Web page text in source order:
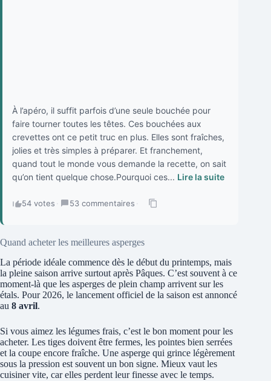
À l’apéro, il suffit parfois d’une seule bouchée pour
faire tourner toutes les têtes. Ces bouchées aux
crevettes ont ce petit truc en plus. Elles sont fraîches,
jolies et très simples à préparer. Et franchement,
quand tout le monde vous demande la recette, on sait
qu’on tient quelque chose.Pourquoi ces... Lire la suite
54 votes · 53 commentaires ·
Quand acheter les meilleures asperges
La période idéale commence dès le début du printemps, mais
la pleine saison arrive surtout après Pâques. C’est souvent à ce
moment-là que les asperges de plein champ arrivent sur les
étals. Pour 2026, le lancement officiel de la saison est annoncé
au 8 avril.
Si vous aimez les légumes frais, c’est le bon moment pour les
acheter. Les tiges doivent être fermes, les pointes bien serrées
et la coupe encore fraîche. Une asperge qui grince légèrement
sous la pression est souvent un bon signe. Mieux vaut les
cuisiner vite, car elles perdent leur finesse avec le temps.